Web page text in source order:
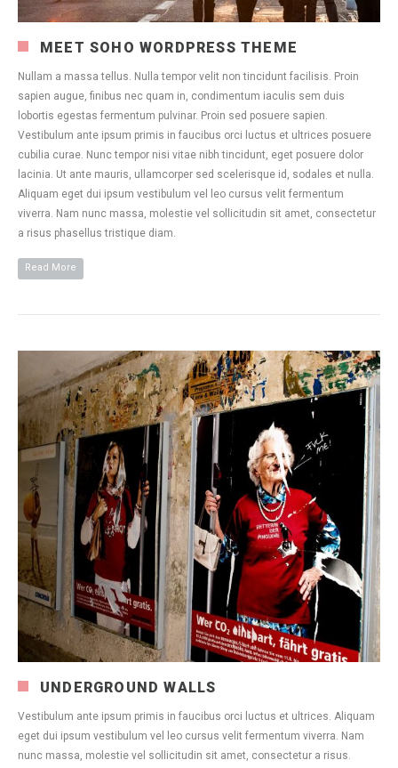
MEET SOHO WORDPRESS THEME
Nullam a massa tellus. Nulla tempor velit non tincidunt facilisis. Proin
sapien augue, finibus nec quam in, condimentum iaculis sem duis
lobortis egestas fermentum pulvinar. Proin sed posuere sapien.
Vestibulum ante ipsum primis in faucibus orci luctus et ultrices posuere
cubilia curae. Nunc tempor nisi vitae nibh tincidunt, eget posuere dolor
lacinia. Ut ante mauris, ullamcorper sed scelerisque id, sodales et nulla.
Aliquam eget dui ipsum vestibulum vel leo cursus velit fermentum
viverra. Nam nunc massa, molestie vel sollicitudin sit amet, consectetur
a risus phasellus tristique diam.
Read More
UNDERGROUND WALLS
Vestibulum ante ipsum primis in faucibus orci luctus et ultrices. Aliquam
eget dui ipsum vestibulum vel leo cursus velit fermentum viverra. Nam
nunc massa, molestie vel sollicitudin sit amet, consectetur a risus.